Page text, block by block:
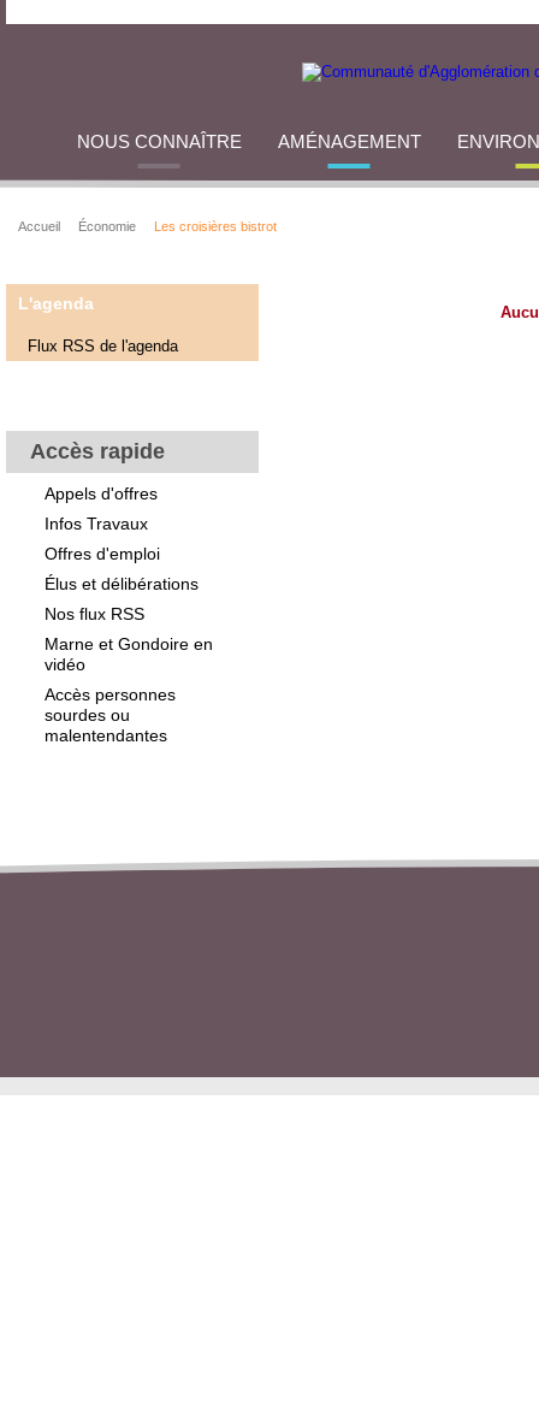
NOUS CONNAÎTRE AMÉNAGEMENT
Accueil Économie Les croisières bistrot
L'agenda
Flux RSS de l'agenda
Accès rapide
Appels d'offres
Infos Travaux
Offres d'emploi
Élus et délibérations
Nos flux RSS
Marne et Gondoire en
vidéo
Accès personnes
sourdes ou
malentendantes